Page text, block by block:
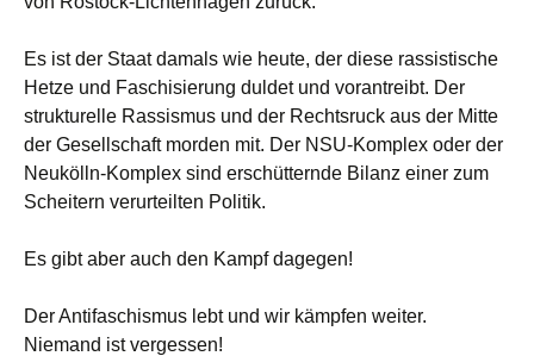
Es ist der Staat damals wie heute, der diese rassistische
Hetze und Faschisierung duldet und vorantreibt. Der
strukturelle Rassismus und der Rechtsruck aus der Mitte
der Gesellschaft morden mit. Der NSU-Komplex oder der
Neukölln-Komplex sind erschütternde Bilanz einer zum
Scheitern verurteilten Politik.
Es gibt aber auch den Kampf dagegen!
Der Antifaschismus lebt und wir kämpfen weiter.
Niemand ist vergessen!